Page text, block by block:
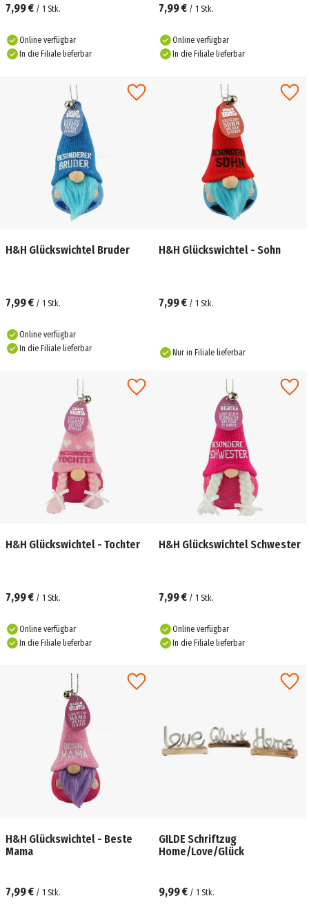
7,99 € / 1 Stk.
Online verfügbar
In die Filiale lieferbar
7,99 € / 1 Stk.
Online verfügbar
In die Filiale lieferbar
H&H Glückswichtel Bruder
7,99 € / 1 Stk.
Online verfügbar
In die Filiale lieferbar
H&H Glückswichtel - Sohn
7,99 € / 1 Stk.
Nur in Filiale lieferbar
H&H Glückswichtel - Tochter
7,99 € / 1 Stk.
Online verfügbar
In die Filiale lieferbar
H&H Glückswichtel Schwester
7,99 € / 1 Stk.
Online verfügbar
In die Filiale lieferbar
H&H Glückswichtel - Beste
Mama
7,99 € / 1 Stk.
GILDE Schriftzug
Home/Love/Glück
9,99 € / 1 Stk.